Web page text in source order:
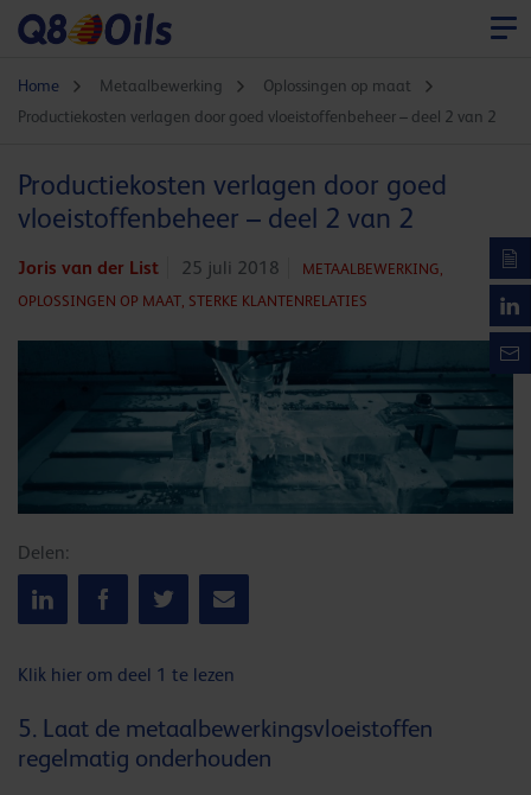
Home Metaalbewerking
Oplossingen op maat
Productiekosten verlagen door goed vloeistoffenbeheer – deel 2 van 2
Productiekosten verlagen door goed
vloeistoffenbeheer – deel 2 van 2
Joris van der List 25 juli 2018
METAALBEWERKING,
OPLOSSINGEN OP MAAT, STERKE KLANTENRELATIES
Delen:
Klik hier om deel 1 te lezen
5. Laat de metaalbewerkingsvloeistoffen
regelmatig onderhouden